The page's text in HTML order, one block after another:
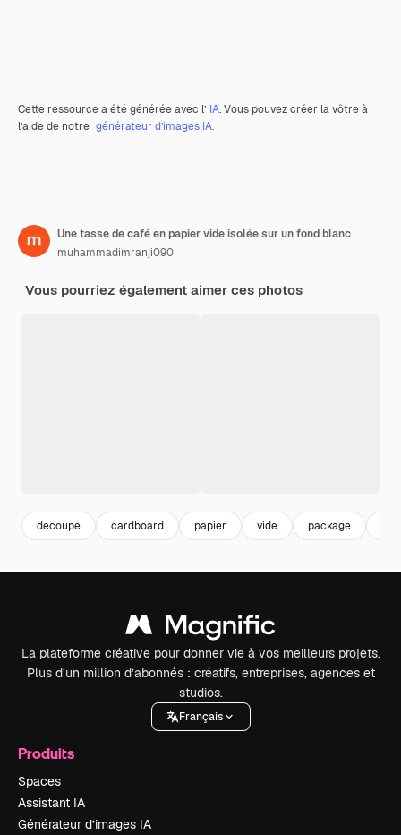
Cette ressource a été générée avec l’ IA. Vous pouvez créer la vôtre à
l’aide de notre générateur d’images IA.
Une tasse de café en papier vide isolée sur un fond blanc
muhammadimranji090
Vous pourriez également aimer ces photos
decoupe cardboard papier vide package
La plateforme créative pour donner vie à vos meilleurs projets.
Plus d’un million d’abonnés : créatifs, entreprises, agences et
studios.
Français
Produits
Spaces
Assistant IA
Générateur d’images IA